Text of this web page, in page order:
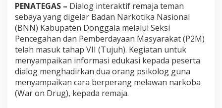
n
t
e
r
k
t
i
f
R
e
PENATEGAS – Dialog interaktif remaja teman
sebaya yang digelar Badan Narkotika Nasional
(BNN) Kabupaten Donggala melalui Seksi
Pencegahan dan Pemberdayaan Masyarakat (P2M)
telah masuk tahap VII (Tujuh). Kegiatan untuk
menyampaikan informasi edukasi kepada peserta
dialog menghadirkan dua orang psikolog guna
menyampaikan cara berperang melawan narkoba
(War on Drug), kepada remaja.